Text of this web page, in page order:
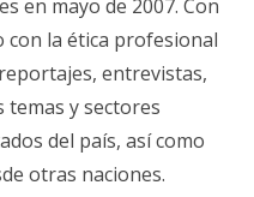
en mayo de 2007. Con
la ética profesional
entrevistas,
temas y sectores
del país, así como
otras naciones.